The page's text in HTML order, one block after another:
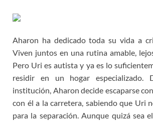
Aharon ha dedicado toda su vida a
Viven juntos en una rutina amable,
Pero Uri es autista y ya es lo
residir en un hogar especializado.
institución, Aharon decide escaparse
con él a la carretera, sabiendo que Uri
para la separación. Aunque quizá sea